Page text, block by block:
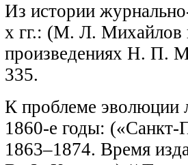
Из истории
х гг.: (М. Л.
произведениях Н. П.
335.
К проблеме эволюции
1860-е годы: («Санкт-
1863–1874. Время